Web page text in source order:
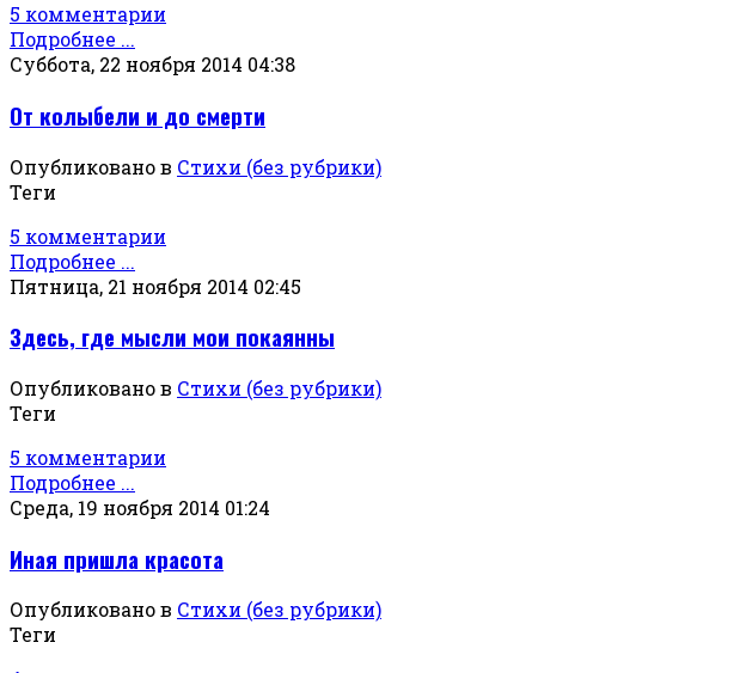
5 комментарии
Подробнее ...
Суббота, 22 ноября 2014 04:38
От колыбели и до смерти
Опубликовано в Стихи (без рубрики)
Теги
5 комментарии
Подробнее ...
Пятница, 21 ноября 2014 02:45
Здесь, где мысли мои покаянны
Опубликовано в Стихи (без рубрики)
Теги
5 комментарии
Подробнее ...
Среда, 19 ноября 2014 01:24
Иная пришла красота
Опубликовано в Стихи (без рубрики)
Теги